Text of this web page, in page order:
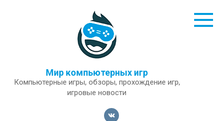
Мир компьютерных игр
Компьютерные игры, обзоры, прохождение игр,
игровые новости